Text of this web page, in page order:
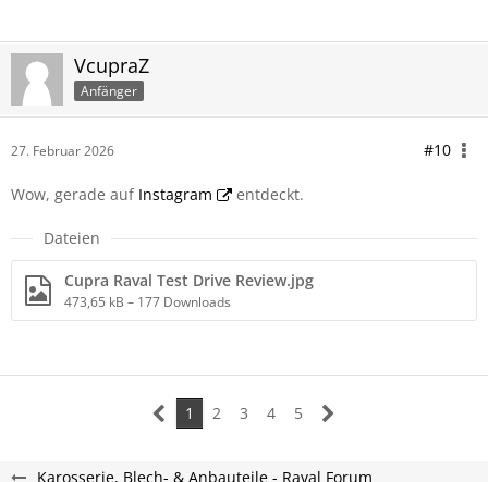
VcupraZ
Anfänger
27. Februar 2026 #10
Wow, gerade auf Instagram entdeckt.
Dateien
Cupra Raval Test Drive Review.jpg
473,65 kB – 177 Downloads
1 2 3 4 5
Karosserie, Blech- & Anbauteile - Raval Forum